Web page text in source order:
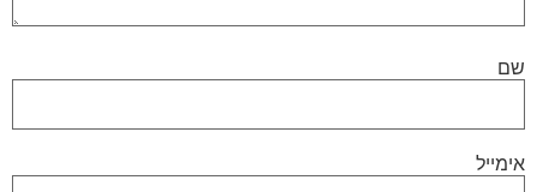
שם
אימייל